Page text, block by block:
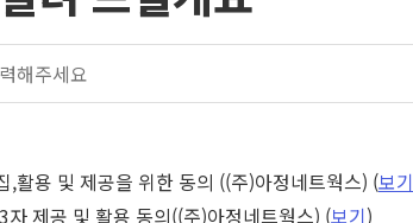
,활용 및 제공을 위한 동의 ((주)아정네트웍스) (보기
자 제공 및 활용 동의((주)아정네트웍스) (보기)